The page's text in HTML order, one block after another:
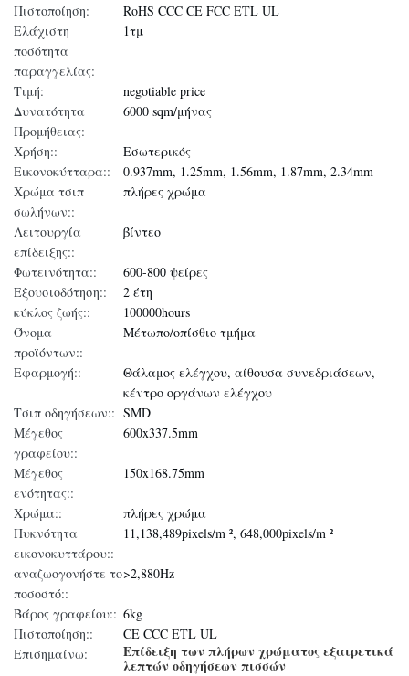
Πιστοποίηση:
RoHS CCC CE FCC ETL UL
Ελάχιστη
ποσότητα
παραγγελίας:
1τμ
Τιμή:
negotiable price
Δυνατότητα
Προμήθειας:
6000 sqm/μήνας
Χρήση::
Εσωτερικός
Εικονοκύτταρα::
0.937mm, 1.25mm, 1.56mm, 1.87mm, 2.34mm
Χρώμα τσιπ
σωλήνων::
πλήρες χρώμα
Λειτουργία
επίδειξης::
βίντεο
Φωτεινότητα::
600-800 ψείρες
Εξουσιοδότηση::
2 έτη
κύκλος ζωής::
100000hours
Όνομα
προϊόντων::
Μέτωπο/οπίσθιο τμήμα
Εφαρμογή::
Θάλαμος ελέγχου, αίθουσα συνεδριάσεων,
κέντρο οργάνων ελέγχου
Τσιπ οδηγήσεων:: SMD
Μέγεθος
γραφείου::
600x337.5mm
Μέγεθος
ενότητας::
150x168.75mm
Χρώμα::
πλήρες χρώμα
Πυκνότητα
εικονοκυττάρου::
11,138,489pixels/m ², 648,000pixels/m ²
αναζωογονήστε το
ποσοστό::
>2,880Hz
Βάρος γραφείου:: 6kg
Πιστοποίηση::
CE CCC ETL UL
Επισημαίνω:
Επίδειξη των πλήρων χρώματος εξαιρετικά
λεπτών οδηγήσεων πισσών